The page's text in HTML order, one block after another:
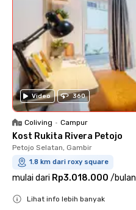
Video 360
Coliving • Campur
Kost Rukita Rivera Petojo
Petojo Selatan, Gambir
1.8 km dari roxy square
mulai dari Rp3.018.000 /bulan
Lihat info lebih banyak